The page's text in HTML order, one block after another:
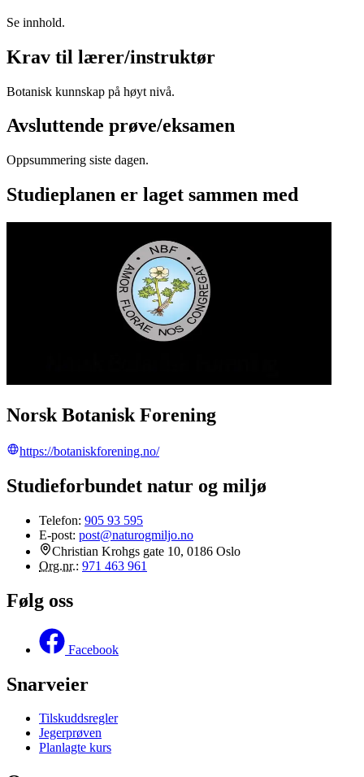
Se innhold.
Krav til lærer/instruktør
Botanisk kunnskap på høyt nivå.
Avsluttende prøve/eksamen
Oppsummering siste dagen.
Studieplanen er laget sammen med
Norsk Botanisk Forening
https://botaniskforening.no/
Studieforbundet natur og miljø
Telefon: 905 93 595
E-post: post@naturogmiljo.no
Christian Krohgs gate 10, 0186 Oslo
Org.nr.: 971 463 961
Følg oss
Facebook
Snarveier
Tilskuddsregler
Jegerprøven
Planlagte kurs